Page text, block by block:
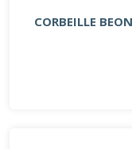
CORBEILLE